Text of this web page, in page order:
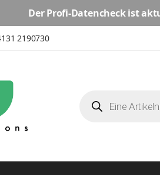
DerProfi-Datencheckist
2190730